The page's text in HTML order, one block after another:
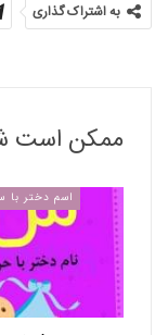
به اشتراک گذاری
ممکن است
اسم دختر با